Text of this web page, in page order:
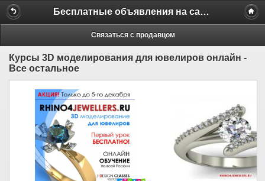
Бесплатные объявления на сайте MILAMO.ru
Связаться с продавцом
Курсы 3D моделирования для ювелиров онлайн -
Все остальное